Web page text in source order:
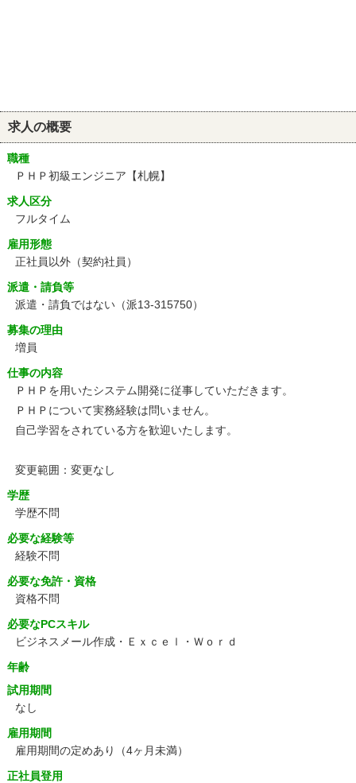
求人の概要
職種
ＰＨＰ初級エンジニア【札幌】
求人区分
フルタイム
雇用形態
正社員以外（契約社員）
派遣・請負等
派遣・請負ではない（派13-315750）
募集の理由
増員
仕事の内容
ＰＨＰを用いたシステム開発に従事していただきます。
ＰＨＰについて実務経験は問いません。
自己学習をされている方を歓迎いたします。
変更範囲：変更なし
学歴
学歴不問
必要な経験等
経験不問
必要な免許・資格
資格不問
必要なPCスキル
ビジネスメール作成・Ｅｘｃｅｌ・Ｗｏｒｄ
年齢
試用期間
なし
雇用期間
雇用期間の定めあり（4ヶ月未満）
正社員登用